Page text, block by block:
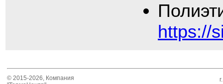
https://
© 2015-2026, Компания